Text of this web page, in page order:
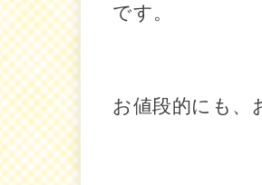
です。
お値段的にも、